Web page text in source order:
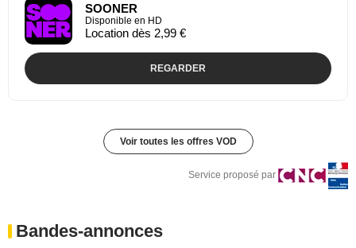
SOONER
Disponible en HD
Location dès 2,99 €
REGARDER
Voir toutes les offres VOD
Service proposé par
Bandes-annonces